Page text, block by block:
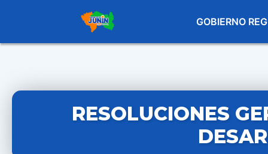
GOBIERNO
RESOLUCIONES